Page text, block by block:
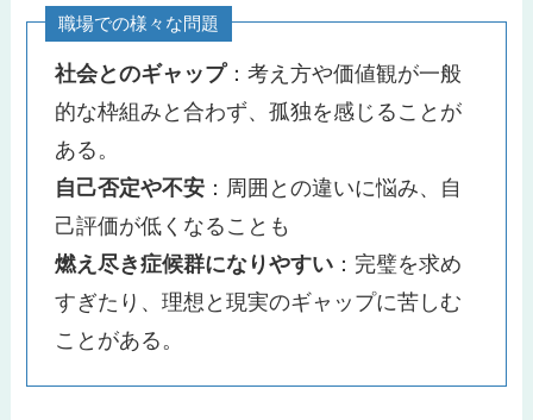
職場での様々な問題
社会とのギャップ：考え方や価値観が一般
的な枠組みと合わず、孤独を感じることが
ある。
自己否定や不安：周囲との違いに悩み、自
己評価が低くなることも
燃え尽き症候群になりやすい：完璧を求め
すぎたり、理想と現実のギャップに苦しむ
ことがある。